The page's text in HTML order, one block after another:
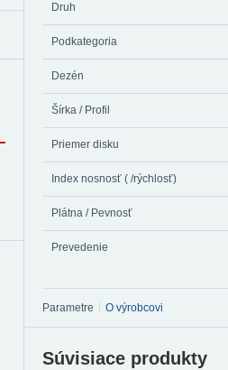
Druh
Podkategoria
Dezén
Šírka / Profil
Priemer disku
Index nosnosť ( /rýchlosť)
Plátna / Pevnosť
Prevedenie
Parametre O výrobcovi
Súvisiace produkty